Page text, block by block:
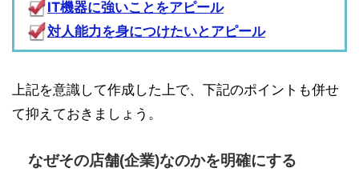
IT機器に強いことをアピール
対人能力を身につけたいとアピール
上記を意識して作成した上で、下記のポイントも併せ
て抑えておきましょう。
なぜその店舗(企業)なのかを明確にする